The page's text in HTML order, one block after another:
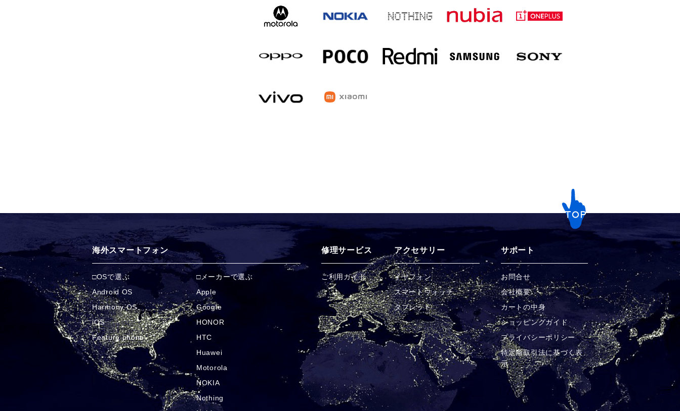
海外スマートフォン
OSで選ぶ
Android OS
Harmony OS
iOS
Feature phone
メーカーで選ぶ
Apple
Google
HONOR
HTC
Huawei
Motorola
NOKIA
Nothing
修理サービス
ご利用ガイド
アクセサリー
イヤフォン
スマートウォッチ
タブレット
サポート
お問合せ
会社概要
カートの中身
ショッピングガイド
プライバシーポリシー
特定商取引法に基づく表
示